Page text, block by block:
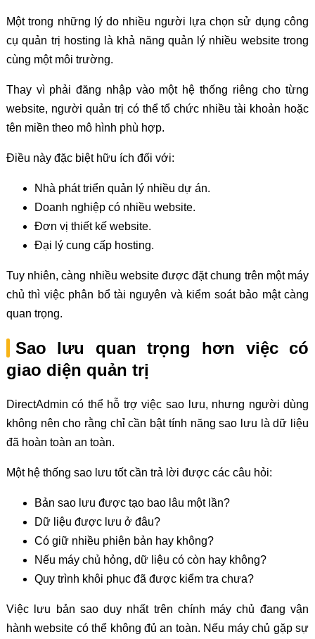
Một trong những lý do nhiều người lựa chọn sử dụng công
cụ quản trị hosting là khả năng quản lý nhiều website trong
cùng một môi trường.
Thay vì phải đăng nhập vào một hệ thống riêng cho từng
website, người quản trị có thể tổ chức nhiều tài khoản hoặc
tên miền theo mô hình phù hợp.
Điều này đặc biệt hữu ích đối với:
Nhà phát triển quản lý nhiều dự án.
Doanh nghiệp có nhiều website.
Đơn vị thiết kế website.
Đại lý cung cấp hosting.
Tuy nhiên, càng nhiều website được đặt chung trên một máy
chủ thì việc phân bổ tài nguyên và kiểm soát bảo mật càng
quan trọng.
Sao lưu quan trọng hơn việc có
giao diện quản trị
DirectAdmin có thể hỗ trợ việc sao lưu, nhưng người dùng
không nên cho rằng chỉ cần bật tính năng sao lưu là dữ liệu
đã hoàn toàn an toàn.
Một hệ thống sao lưu tốt cần trả lời được các câu hỏi:
Bản sao lưu được tạo bao lâu một lần?
Dữ liệu được lưu ở đâu?
Có giữ nhiều phiên bản hay không?
Nếu máy chủ hỏng, dữ liệu có còn hay không?
Quy trình khôi phục đã được kiểm tra chưa?
Việc lưu bản sao duy nhất trên chính máy chủ đang vận
hành website có thể không đủ an toàn. Nếu máy chủ gặp sự